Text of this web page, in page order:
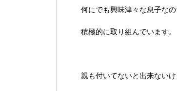
何にでも興味津々な息子なの
積極的に取り組んでいます。
親も付いてないと出来ない